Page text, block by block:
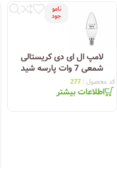
نامو
جود
لامپ ال ای دی کریستالی
شمعی 7 وات پارسه شید
کد محصول : 277
اطلاعات بیشتر